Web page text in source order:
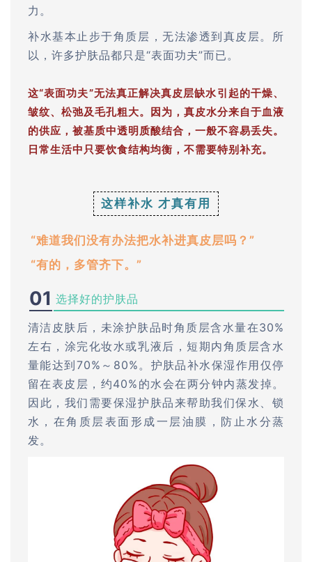
力。
补水基本止步于角质层，无法渗透到真皮层。所
以，许多护肤品都只是“表面功夫”而已。
这“表面功夫”无法真正解决真皮层缺水引起的干燥、
皱纹、松弛及毛孔粗大。因为，真皮水分来自于血液
的供应，被基质中透明质酸结合，一般不容易丢失。
日常生活中只要饮食结构均衡，不需要特别补充。
这样补水 才真有用
“难道我们没有办法把水补进真皮层吗？”
“有的，多管齐下。”
01 选择好的护肤品
清洁皮肤后，未涂护肤品时角质层含水量在30%
左右，涂完化妆水或乳液后，短期内角质层含水
量能达到70%～80%。护肤品补水保湿作用仅停
留在表皮层，约40%的水会在两分钟内蒸发掉。
因此，我们需要保湿护肤品来帮助我们保水、锁
水，在角质层表面形成一层油膜，防止水分蒸
发。